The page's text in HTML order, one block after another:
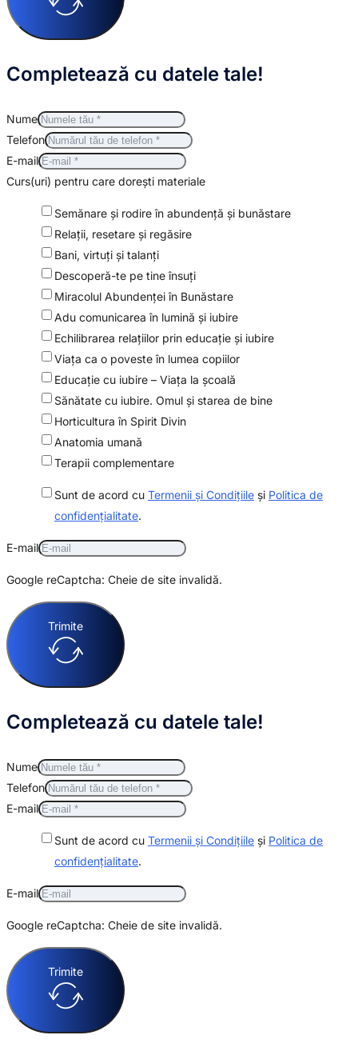
Completează cu datele tale!
Nume
Telefon
E-mail
Curs(uri) pentru care dorești materiale
Semănare şi rodire în abundenţă şi bunăstare
Relaţii, resetare şi regăsire
Bani, virtuți și talanți
Descoperă-te pe tine însuţi
Miracolul Abundenței în Bunăstare
Adu comunicarea în lumină şi iubire
Echilibrarea relaţiilor prin educaţie şi iubire
Viaţa ca o poveste în lumea copiilor
Educaţie cu iubire – Viaţa la şcoală
Sănătate cu iubire. Omul şi starea de bine
Horticultura în Spirit Divin
Anatomia umană
Terapii complementare
Sunt de acord cu Termenii și Condițiile și Politica de
confidențialitate.
E-mail
Google reCaptcha: Cheie de site invalidă.
Trimite
Completează cu datele tale!
Nume
Telefon
E-mail
Sunt de acord cu Termenii și Condițiile și Politica de
confidențialitate.
E-mail
Google reCaptcha: Cheie de site invalidă.
Trimite